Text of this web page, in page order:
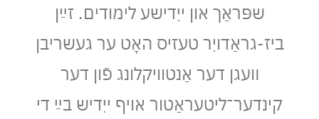
שפּראַך און ייִדישע לימודים. זײַן
ביז-גראַדויִר טעזיס האָט ער געשריבן
װעגן דער אַנטוויקלונג פֿון דער
קינדער־ליטעראַטור אויף ייִדיש בײַ די